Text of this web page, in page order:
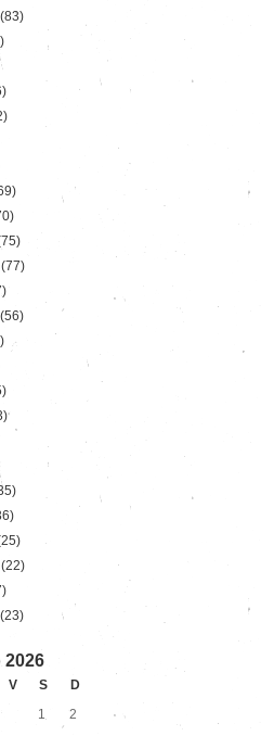
(83)
(77)
(56)
(22)
(23)
2026
V S
D
1
2